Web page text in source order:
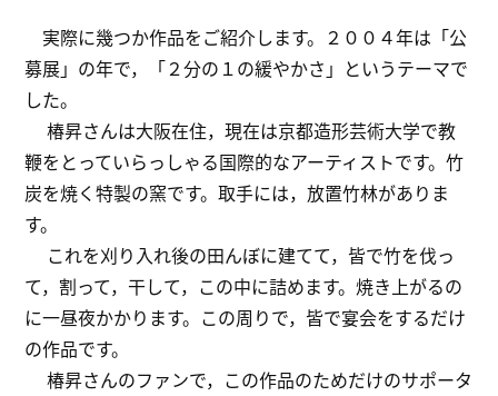
実際に幾つか作品をご紹介します。２００４年は「公
募展」の年で，「２分の１の緩やかさ」というテーマで
した。
椿昇さんは大阪在住，現在は京都造形芸術大学で教
鞭をとっていらっしゃる国際的なアーティストです。竹
炭を焼く特製の窯です。取手には，放置竹林がありま
す。
これを刈り入れ後の田んぼに建てて，皆で竹を伐っ
て，割って，干して，この中に詰めます。焼き上がるの
に一昼夜かかります。この周りで，皆で宴会をするだけ
の作品です。
椿昇さんのファンで，この作品のためだけのサポータ